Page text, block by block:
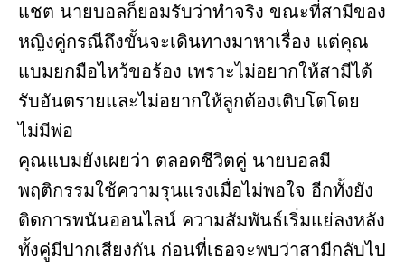
แชต นายบอลก็ยอมรับว่าทำจริง ขณะที่สามีของ
หญิงคู่กรณีถึงขั้นจะเดินทางมาหาเรื่อง แต่คุณ
แบมยกมือไหว้ขอร้อง เพราะไม่อยากให้สามีได้
รับอันตรายและไม่อยากให้ลูกต้องเติบโตโดย
ไม่มีพ่อ
คุณแบมยังเผยว่า ตลอดชีวิตคู่ นายบอลมี
พฤติกรรมใช้ความรุนแรงเมื่อไม่พอใจ อีกทั้งยัง
ติดการพนันออนไลน์ ความสัมพันธ์เริ่มแย่ลงหลัง
ทั้งคู่มีปากเสียงกัน ก่อนที่เธอจะพบว่าสามีกลับไป